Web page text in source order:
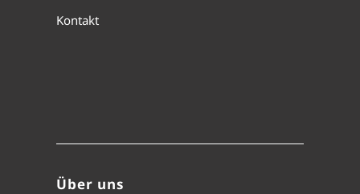
Kontakt
Über uns